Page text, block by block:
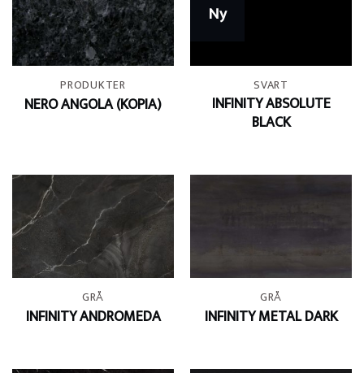
PRODUKTER
NERO ANGOLA (KOPIA)
Ny
SVART
INFINITY ABSOLUTE
BLACK
GRÅ
INFINITY ANDROMEDA
GRÅ
INFINITY METAL DARK